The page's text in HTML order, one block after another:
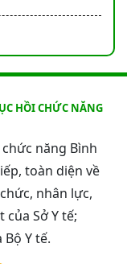
HỒI CHỨC NĂNG
năng Bình
toàn diện về
nhân lực,
Sở Y tế;
Y tế.